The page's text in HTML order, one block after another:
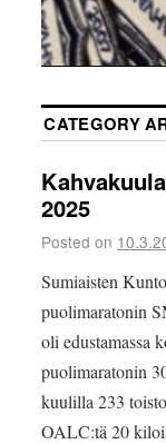
CATEGORY
2025
Posted on
Sumiaisten
puolimaratonin
oli edustamassa
puolimaratonin
kuulilla 233
OALC:tä 20